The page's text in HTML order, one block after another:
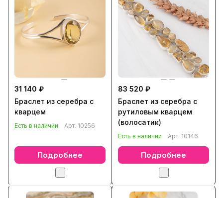
31 140 ₽
Браслет из серебра с
кварцем
Есть в наличии Арт. 10256
Подробнее
83 520 ₽
Браслет из серебра с
рутиловым кварцем
(волосатик)
Есть в наличии Арт. 10146
Подробнее